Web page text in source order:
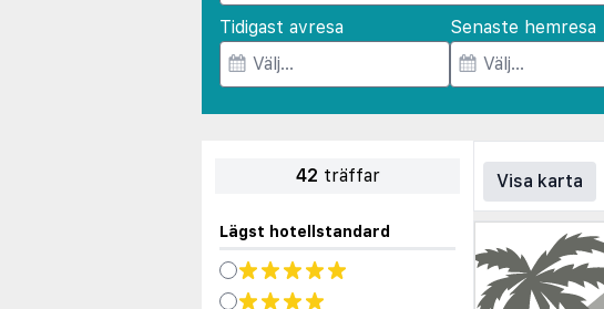
Tidigast avresa Senaste hemresa
42 träffar
Lägst hotellstandard
Visa karta